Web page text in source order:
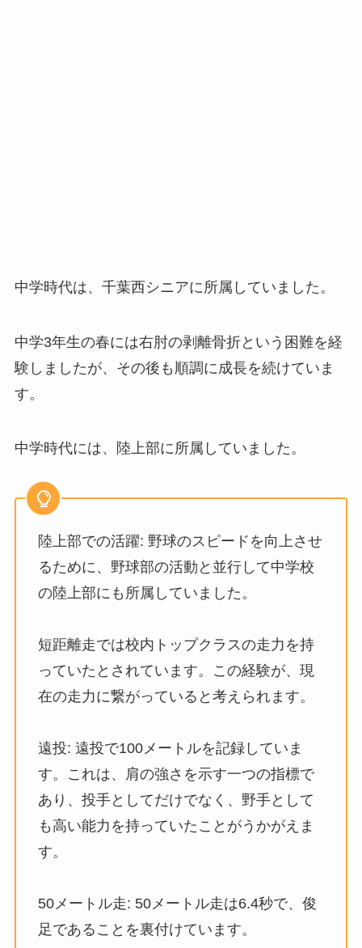
中学時代は、千葉西シニアに所属していました。
中学3年生の春には右肘の剥離骨折という困難を経
験しましたが、その後も順調に成長を続けていま
す。
中学時代には、陸上部に所属していました。
陸上部での活躍: 野球のスピードを向上させ
るために、野球部の活動と並行して中学校
の陸上部にも所属していました。
短距離走では校内トップクラスの走力を持
っていたとされています。この経験が、現
在の走力に繋がっていると考えられます。
遠投: 遠投で100メートルを記録していま
す。これは、肩の強さを示す一つの指標で
あり、投手としてだけでなく、野手として
も高い能力を持っていたことがうかがえま
す。
50メートル走: 50メートル走は6.4秒で、俊
足であることを裏付けています。